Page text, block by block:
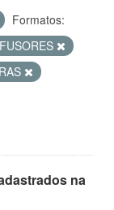
Formatos:
na